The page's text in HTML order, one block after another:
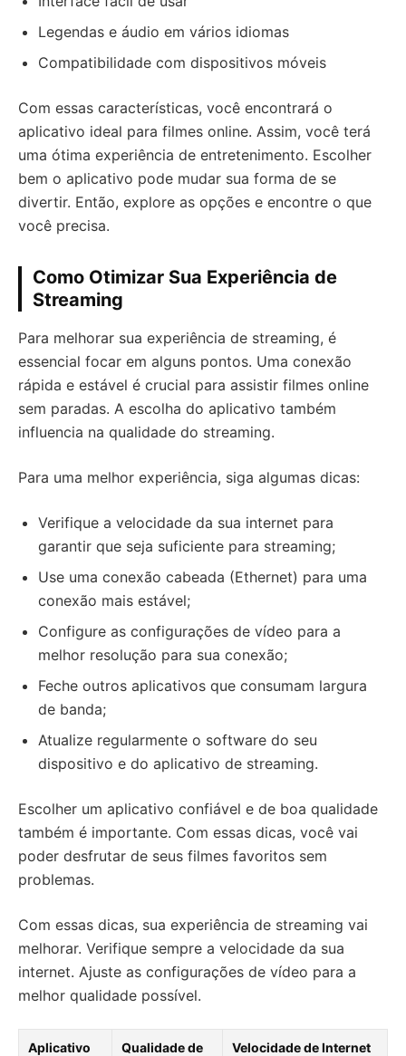
Legendas e áudio em vários idiomas
Compatibilidade com dispositivos móveis
Com essas características, você encontrará o
aplicativo ideal para filmes online. Assim, você terá
uma ótima experiência de entretenimento. Escolher
bem o aplicativo pode mudar sua forma de se
divertir. Então, explore as opções e encontre o que
você precisa.
Como Otimizar Sua Experiência de
Streaming
Para melhorar sua experiência de streaming, é
essencial focar em alguns pontos. Uma conexão
rápida e estável é crucial para assistir filmes online
sem paradas. A escolha do aplicativo também
influencia na qualidade do streaming.
Para uma melhor experiência, siga algumas dicas:
Verifique a velocidade da sua internet para
garantir que seja suficiente para streaming;
Use uma conexão cabeada (Ethernet) para uma
conexão mais estável;
Configure as configurações de vídeo para a
melhor resolução para sua conexão;
Feche outros aplicativos que consumam largura
de banda;
Atualize regularmente o software do seu
dispositivo e do aplicativo de streaming.
Escolher um aplicativo confiável e de boa qualidade
também é importante. Com essas dicas, você vai
poder desfrutar de seus filmes favoritos sem
problemas.
Com essas dicas, sua experiência de streaming vai
melhorar. Verifique sempre a velocidade da sua
internet. Ajuste as configurações de vídeo para a
melhor qualidade possível.
Aplicativo
Qualidade de
Velocidade de Internet